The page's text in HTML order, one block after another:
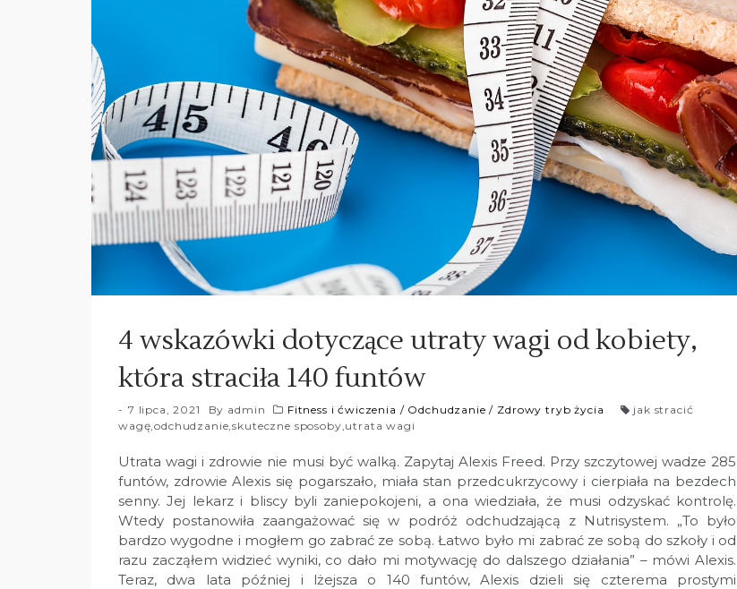
4 wskazówki dotyczące utraty wagi od kobiety,
która straciła 140 funtów
7 lipca, 2021 By admin Fitness i ćwiczenia / Odchudzanie / Zdrowy tryb życia
jak stracić
wagę ,odchudzanie ,skuteczne sposoby utrata wagi
Utrata wagi i zdrowie nie musi być walką. Zapytaj Alexis Freed. Przy szczytowej wadze 285
funtów, zdrowie Alexis się pogarszało, miała stan przedcukrzycowy i cierpiała na bezdech
senny. Jej lekarz i bliscy byli zaniepokojeni, a ona wiedziała, że ​​musi odzyskać kontrolę.
Wtedy postanowiła zaangażować się w podróż odchudzającą z Nutrisystem. „To było
bardzo wygodne i mogłem go zabrać ze sobą. Łatwo było mi zabrać ze sobą do szkoły i od
razu zacząłem widzieć wyniki, co dało mi motywację do dalszego działania” – mówi Alexis.
Teraz, dwa lata później i lżejsza o 140 funtów, Alexis dzieli się czterema prostymi